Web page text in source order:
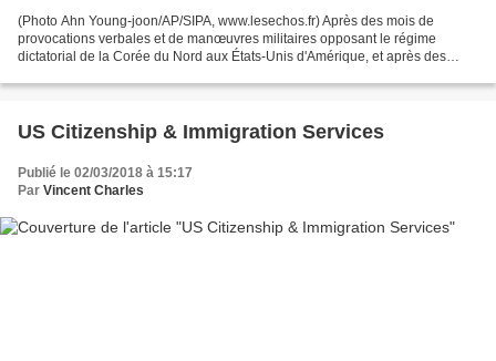
(Photo Ahn Young-joon/AP/SIPA, www.lesechos.fr) Après des mois de
provocations verbales et de manœuvres militaires opposant le régime
dictatorial de la Corée du Nord aux États-Unis d'Amérique, et après des
US Citizenship & Immigration Services
Publié le 02/03/2018 à 15:17
Par Vincent Charles